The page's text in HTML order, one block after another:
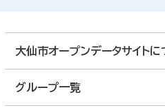
大仙市オープンデータサイトに
グループ一覧